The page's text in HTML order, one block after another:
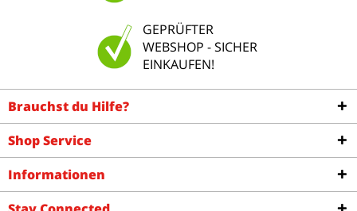
GEPRÜFTER
WEBSHOP - SICHER
EINKAUFEN!
Brauchst du Hilfe?
Shop Service
Informationen